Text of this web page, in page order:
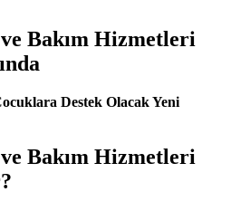
Bakım Hizmetleri
Destek Olacak Yeni
Bakım Hizmetleri